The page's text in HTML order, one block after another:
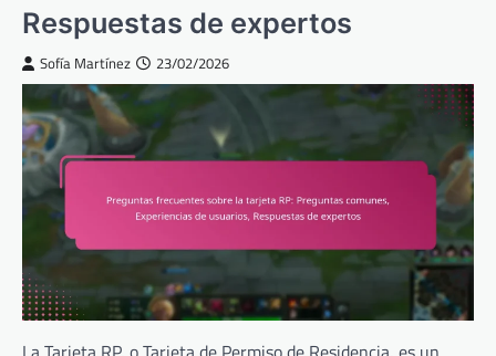
Respuestas de expertos
Sofía Martínez 23/02/2026